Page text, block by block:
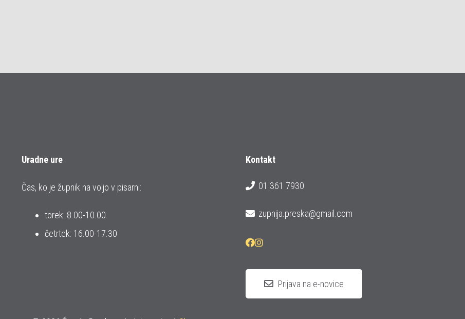
Uradne ure
Čas, ko je župnik na voljo v pisarni:
torek: 8.00-10.00
četrtek: 16.00-17.30
Kontakt
01 361 7930
zupnija.preska@gmail.com
Prijava na e-novice